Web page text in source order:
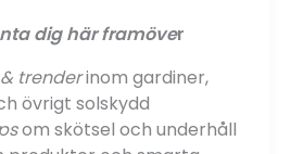
dig här framöver
trenderinom gardiner,
övrigt solskydd
om skötsel och underhåll